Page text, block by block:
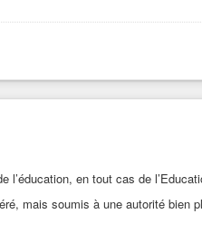
en tout cas de
mais soumis à une autorité bien